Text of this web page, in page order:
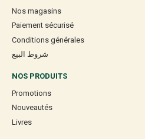
Nos magasins
Paiement sécurisé
Conditions générales
شروط البيع
NOS PRODUITS
Promotions
Nouveautés
Livres